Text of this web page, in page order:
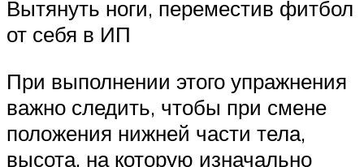
Вытянуть ноги, переместив фитбол
от себя в ИП
При выполнении этого упражнения
важно следить, чтобы при смене
положения нижней части тела,
высота, на которую изначально